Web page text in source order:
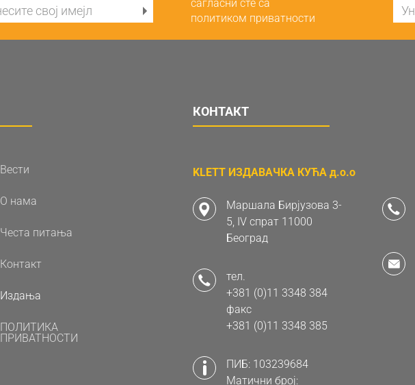
сагласни сте са
политиком приватности
Вести
О нама
Честа питања
Контакт
Издања
ПОЛИТИКА
ПРИВАТНОСТИ
КОНТАКТ
KLETT ИЗДАВАЧКА КУЋА д.о.о
Маршала Бирјузова 3-
5, IV спрат 11000
Београд
тел.
+381 (0)11 3348 384
факс
+381 (0)11 3348 385
ПИБ: 103239684
Матични број: